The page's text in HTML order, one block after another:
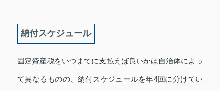
納付スケジュール
固定資産税をいつまでに支払えば良いかは自治体によっ
て異なるものの、納付スケジュールを年4回に分けてい